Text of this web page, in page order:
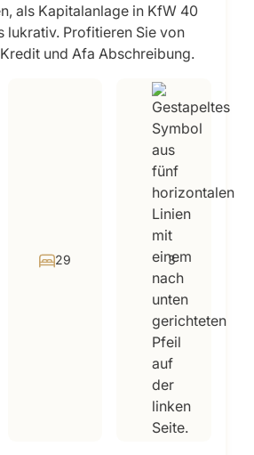
als Kapitalanlage in KfW 40
lukrativ. Profitieren Sie von
und Afa Abschreibung.
29 3